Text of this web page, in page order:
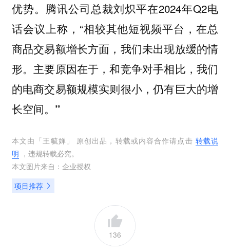
优势。腾讯公司总裁刘炽平在2024年Q2电
话会议上称，“相较其他短视频平台，在总
商品交易额增长方面，我们未出现放缓的情
形。主要原因在于，和竞争对手相比，我们
的电商交易额规模实则很小，仍有巨大的增
长空间。 ”
本文由「 王毓婵 」 原创出品，转载或内容合作请点击 转载说
明 ，违规转载必究。
本文图片来自： 企业授权
项目推荐
136